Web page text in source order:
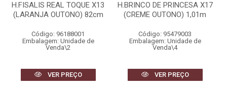
H.FISALIS REAL TOQUE X13
(LARANJA OUTONO) 82cm
Código: 96188001
Embalagem: Unidade de
Venda\2
VER PREÇO
H.BRINCO DE PRINCESA X17
(CREME OUTONO) 1,01m
Código: 95479003
Embalagem: Unidade de
Venda\4
VER PREÇO